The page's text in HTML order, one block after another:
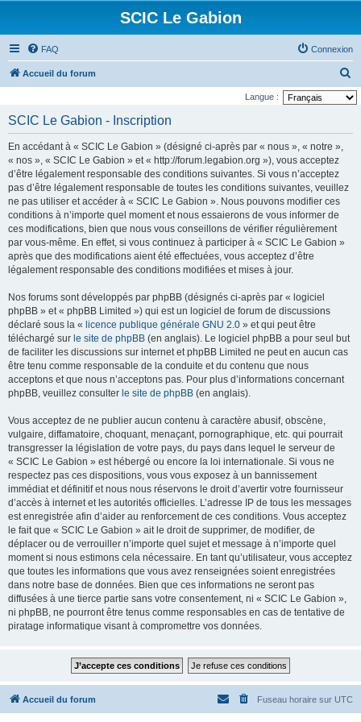
SCIC Le Gabion
FAQ Connexion
Accueil du forum
e
Langue :
SCIC Le Gabion - Inscription
En accédant à « SCIC Le Gabion » (désigné ci-après par « nous », « notre »,
« nos », « SCIC Le Gabion » et « http://forum.legabion.org »), vous acceptez
d’être légalement responsable des conditions suivantes. Si vous n’acceptez
pas d’être légalement responsable de toutes les conditions suivantes, veuillez
ne pas utiliser et accéder à « SCIC Le Gabion ». Nous pouvons modifier ces
conditions à n’importe quel moment et nous essaierons de vous informer de
ces modifications, bien que nous vous conseillons de vérifier régulièrement
par vous-même. En effet, si vous continuez à participer à « SCIC Le Gabion »
après que des modifications aient été effectuées, vous acceptez d’être
légalement responsable des conditions modifiées et mises à jour.
Nos forums sont développés par phpBB (désignés ci-après par « logiciel
phpBB » et « phpBB Limited ») qui est un logiciel de forum de discussions
déclaré sous la « licence publique générale GNU 2.0 » et qui peut être
téléchargé sur le site de phpBB (en anglais). Le logiciel phpBB a pour seul but
de faciliter les discussions sur internet et phpBB Limited ne peut en aucun cas
être tenu comme responsable de la conduite et du contenu que nous
acceptons et que nous n’acceptons pas. Pour plus d’informations concernant
phpBB, veuillez consulter le site de phpBB (en anglais).
Vous acceptez de ne publier aucun contenu à caractère abusif, obscène,
vulgaire, diffamatoire, choquant, menaçant, pornographique, etc. qui pourrait
transgresser la législation de votre pays, du pays dans lequel le serveur de
« SCIC Le Gabion » est hébergé ou encore la loi internationale. Si vous ne
respectez pas ces dispositions, vous vous exposez à un bannissement
immédiat et définitif et nous nous réservons le droit d’avertir votre fournisseur
d’accès à internet et les autorités officielles. L’adresse IP de tous les messages
est enregistrée afin d’aider au renforcement de ces conditions. Vous acceptez
le fait que « SCIC Le Gabion » ait le droit de supprimer, de modifier, de
déplacer ou de verrouiller n’importe quel sujet et message à n’importe quel
moment si nous estimons cela nécessaire. En tant qu’utilisateur, vous acceptez
que toutes les informations que vous avez renseignées soient enregistrées
dans notre base de données. Bien que ces informations ne seront pas
diffusées à une tierce partie sans votre consentement, ni « SCIC Le Gabion »,
ni phpBB, ne pourront être tenus comme responsables en cas de tentative de
piratage informatique visant à compromettre vos données.
Accueil du forum Fuseau horaire sur UTC